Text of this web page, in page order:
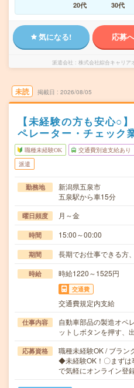
20代
30代
気になる! 応募
派遣会社 株式会社綜合キャリア
未読 掲載日 2026/08/05
【未経験の方も安心○
ペレーター・チェック
職種未経験OK 交通費別途支給あり
派遣
勤務地
新潟県五泉市
五泉駅から車15分
曜日頻度 月～金
時間 15:00～00:00
期間 長期でお仕事できる方
時給 時給1220～1525円
交通費
交通費規定内支給
仕事内容
自動車部品の製造オペ
ットしボタンを押す、
応募資格
職種未経験OK / ブラン
◆未経験OK！〇まずは
で気軽にオンライン